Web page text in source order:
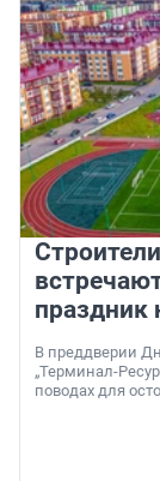
праздник
В преддверии
„Терминал-
поводах для